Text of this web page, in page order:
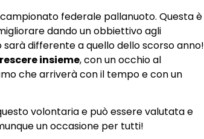
federale pallanuoto. Questa è
dando un obbiettivo agli
differente a quello dello scorso anno!
insieme, con un occhio al
che arriverà con il tempo e con un
volontaria e può essere valutata e
un occasione per tutti!